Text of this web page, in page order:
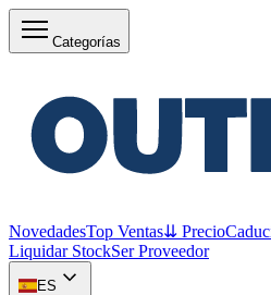
Categorías
NovedadesTop Ventas⇊ Precio
Liquidar StockSer Proveedor
ES